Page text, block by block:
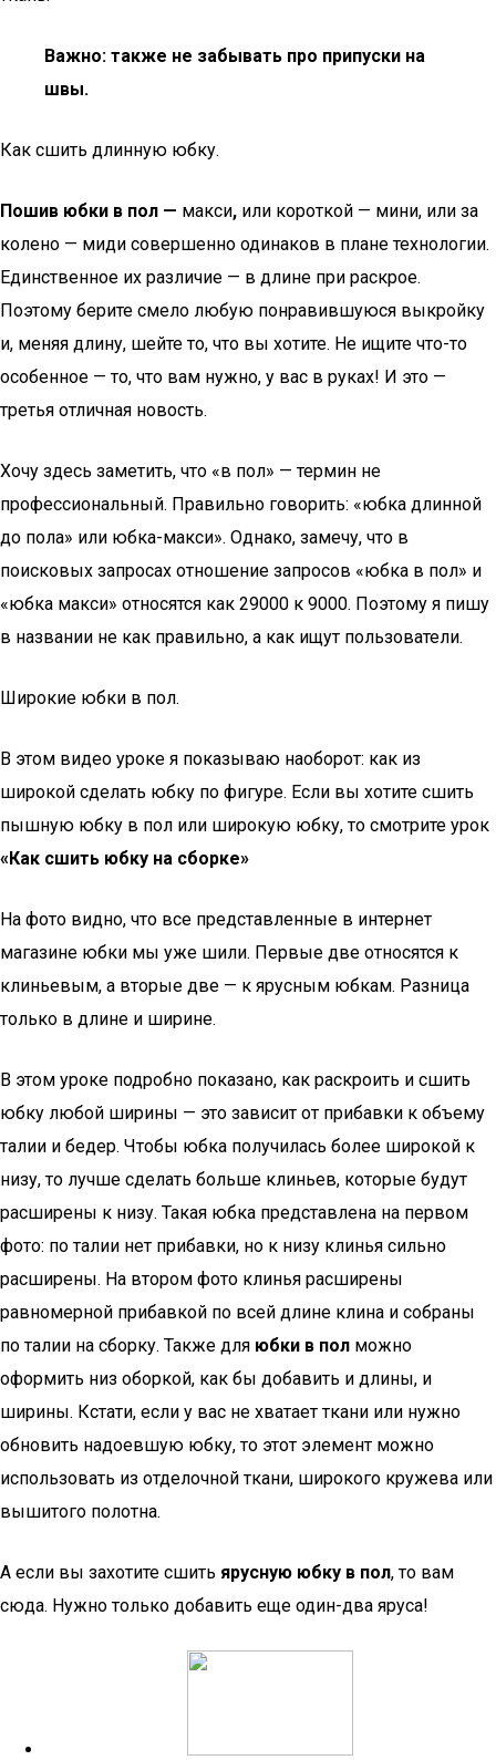
Важно: также не забывать про припуски на
швы.
Как сшить длинную юбку.
Пошив юбки в пол — макси, или короткой — мини, или за
колено — миди совершенно одинаков в плане технологии.
Единственное их различие — в длине при раскрое.
Поэтому берите смело любую понравившуюся выкройку
и, меняя длину, шейте то, что вы хотите. Не ищите что-то
особенное — то, что вам нужно, у вас в руках! И это —
третья отличная новость.
Хочу здесь заметить, что «в пол» — термин не
профессиональный. Правильно говорить: «юбка длинной
до пола» или юбка-макси». Однако, замечу, что в
поисковых запросах отношение запросов «юбка в пол» и
«юбка макси» относятся как 29000 к 9000. Поэтому я пишу
в названии не как правильно, а как ищут пользователи.
Широкие юбки в пол.
В этом видео уроке я показываю наоборот: как из
широкой сделать юбку по фигуре. Если вы хотите сшить
пышную юбку в пол или широкую юбку, то смотрите урок
«Как сшить юбку на сборке»
На фото видно, что все представленные в интернет
магазине юбки мы уже шили. Первые две относятся к
клиньевым, а вторые две — к ярусным юбкам. Разница
только в длине и ширине.
В этом уроке подробно показано, как раскроить и сшить
юбку любой ширины — это зависит от прибавки к объему
талии и бедер. Чтобы юбка получилась более широкой к
низу, то лучше сделать больше клиньев, которые будут
расширены к низу. Такая юбка представлена на первом
фото: по талии нет прибавки, но к низу клинья сильно
расширены. На втором фото клинья расширены
равномерной прибавкой по всей длине клина и собраны
по талии на сборку. Также для юбки в пол можно
оформить низ оборкой, как бы добавить и длины, и
ширины. Кстати, если у вас не хватает ткани или нужно
обновить надоевшую юбку, то этот элемент можно
использовать из отделочной ткани, широкого кружева или
вышитого полотна.
А если вы захотите сшить ярусную юбку в пол, то вам
сюда. Нужно только добавить еще один-два яруса!